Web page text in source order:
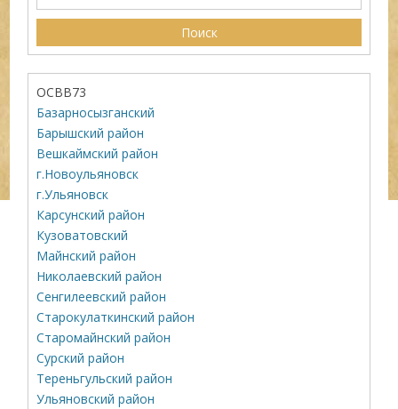
ОСВВ73
Базарносызганский
Барышский район
Вешкаймский район
г.Новоульяновск
г.Ульяновск
Карсунский район
Кузоватовский
Майнский район
Николаевский район
Сенгилеевский район
Старокулаткинский район
Старомайнский район
Сурский район
Тереньгульский район
Ульяновский район